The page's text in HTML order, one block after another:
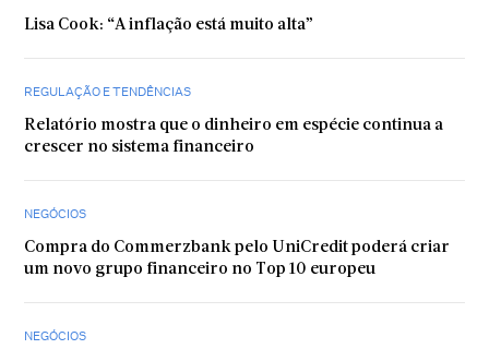
Lisa Cook: “A inflação está muito alta”
REGULAÇÃO E TENDÊNCIAS
Relatório mostra que o dinheiro em espécie continua a
crescer no sistema financeiro
NEGÓCIOS
Compra do Commerzbank pelo UniCredit poderá criar
um novo grupo financeiro no Top 10 europeu
NEGÓCIOS